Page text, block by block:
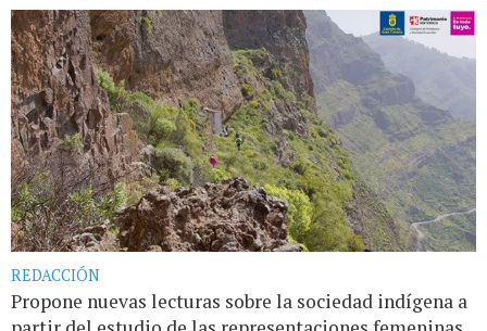
REDACCIÓN
Propone nuevas lecturas sobre la sociedad indígena a